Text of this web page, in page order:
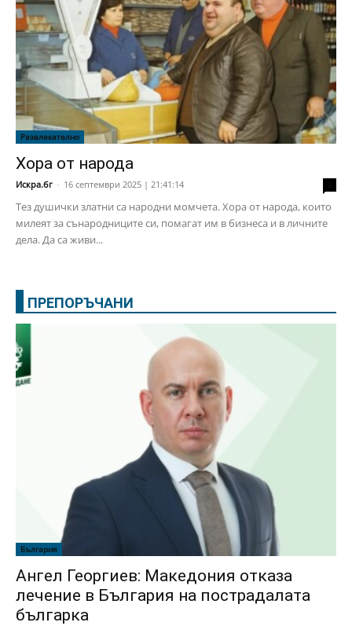
Развлекателно
Хора от народа
Искра.бг - 16 септември 2025 | 21:41:14
Тез душички златни са народни момчета. Хора от народа, които
милеят за сънародниците си, помагат им в бизнеса и в личните
дела. Да са живи...
ПРЕПОРЪЧАНИ
България
Ангел Георгиев: Македония отказа
лечение в България на пострадалата
българка